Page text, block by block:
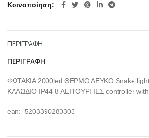
Κοινοποίηση
ΠΕΡΙΓΡΑΦΉ
ΠΕΡΙΓΡΑΦΉ
ΦΩΤΑΚΙΑ 2000led ΘΕΡΜΟ ΛΕΥΚΟ Snake
ΚΑΛΩΔΙΟ IP44 8 ΛΕΙΤΟΥΡΓΙΕΣ controller
ean: 5203390280303